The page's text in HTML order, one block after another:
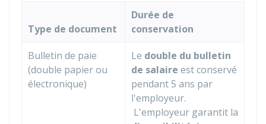
Type de document
Durée de
conservation
Bulletin de paie
(double papier ou
électronique)
Le double du bulletin
de salaire est conservé
pendant 5 ans par
l'employeur.
L'employeur garantit la